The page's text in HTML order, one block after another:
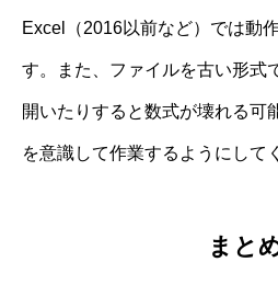
Excel（2016以前など）では動
す。また、ファイルを古い形式
開いたりすると数式が壊れる可
を意識して作業するようにして
まと